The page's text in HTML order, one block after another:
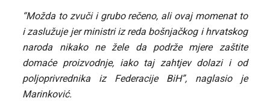
“Možda to zvuči i grubo rečeno, ali ovaj momenat to
i zaslužuje jer ministri iz reda bošnjačkog i hrvatskog
naroda nikako ne žele da podrže mjere zaštite
domaće proizvodnje, iako taj zahtjev dolazi i od
poljoprivrednika iz Federacije BiH”, naglasio je
Marinković.